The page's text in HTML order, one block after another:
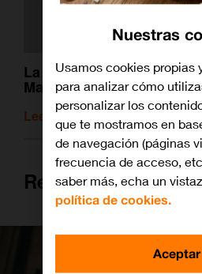
La historia de los héroes
Marvel
Leer artículo relacionado
Reginald
Nuestras
Usamos cookies propias
para analizar cómo
personalizar los
que te mostramos en
de navegación (páginas
frecuencia de acceso,
saber más, echa un
política de cookies.
Aceptar